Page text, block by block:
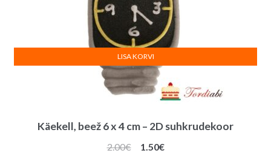
Käekell, beež 6 x 4 cm – 2D suhkrudekoor
2.00€
Algne
1.50€Praegune
LISA KORVI